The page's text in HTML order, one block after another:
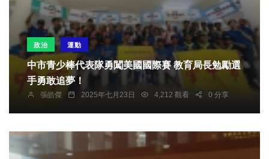
政治 運動
中市青少棒代表隊勇闖美國國際賽 教育局長勉勵選
手勇敢追夢！
張皓傑 2025年七月23日 4,212 觀看 0 分享